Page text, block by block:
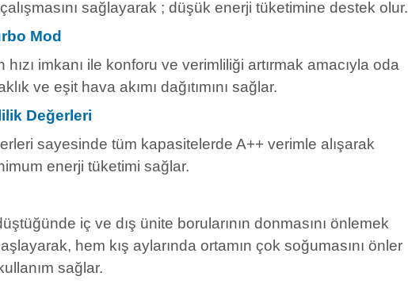
sağlayarak ; düşük enerji tüketimine destek olur.
Mod
hızı imkanı ile konforu ve verimliliği artırmak amacıyla oda
ve eşit hava akımı dağıtımını sağlar.
Değerleri
sayesinde tüm kapasitelerde A++ verimle alışarak
enerji tüketimi sağlar.
iç ve dış ünite borularının donmasını önlemek
hem kış aylarında ortamın çok soğumasını önler
sağlar.